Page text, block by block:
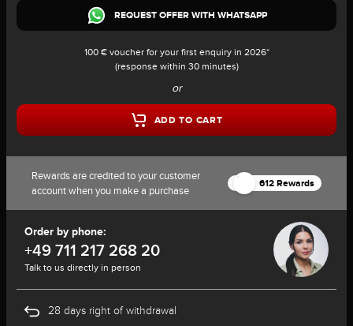
REQUEST OFFER WITH WHATSAPP
100 € voucher for your first enquiry in 2026*
(response within 30 minutes)
or
ADD TO CART
Rewards are credited to your customer
account when you make a purchase
612 Rewards
Order by phone:
+49 711 217 268 20
Talk to us directly in person
28 days right of withdrawal